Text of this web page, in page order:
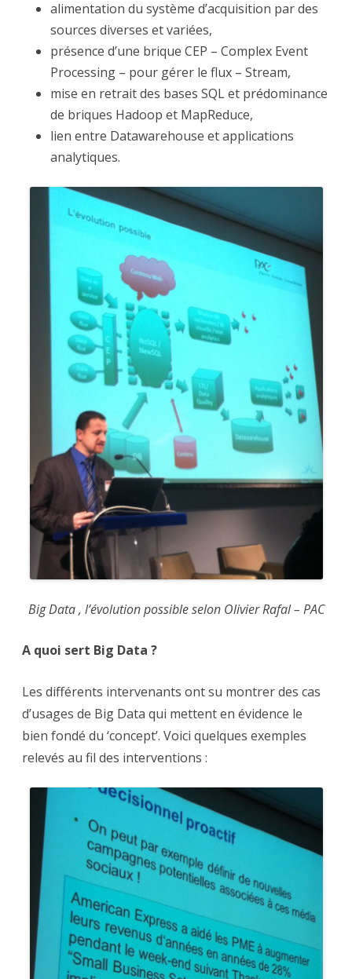
alimentation du système d’acquisition par des
sources diverses et variées,
présence d’une brique CEP – Complex Event
Processing – pour gérer le flux – Stream,
mise en retrait des bases SQL et prédominance
de briques Hadoop et MapReduce,
lien entre Datawarehouse et applications
analytiques.
Big Data , l’évolution possible selon Olivier Rafal – PAC
A quoi sert Big Data ?
Les différents intervenants ont su montrer des cas
d’usages de Big Data qui mettent en évidence le
bien fondé du ‘concept’. Voici quelques exemples
relevés au fil des interventions :